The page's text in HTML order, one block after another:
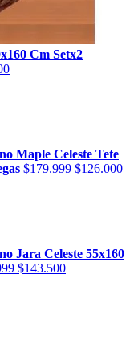
Cm Setx2
Maple Celeste Tete
$179.999 $126.000
Jara Celeste 55x160
$143.500